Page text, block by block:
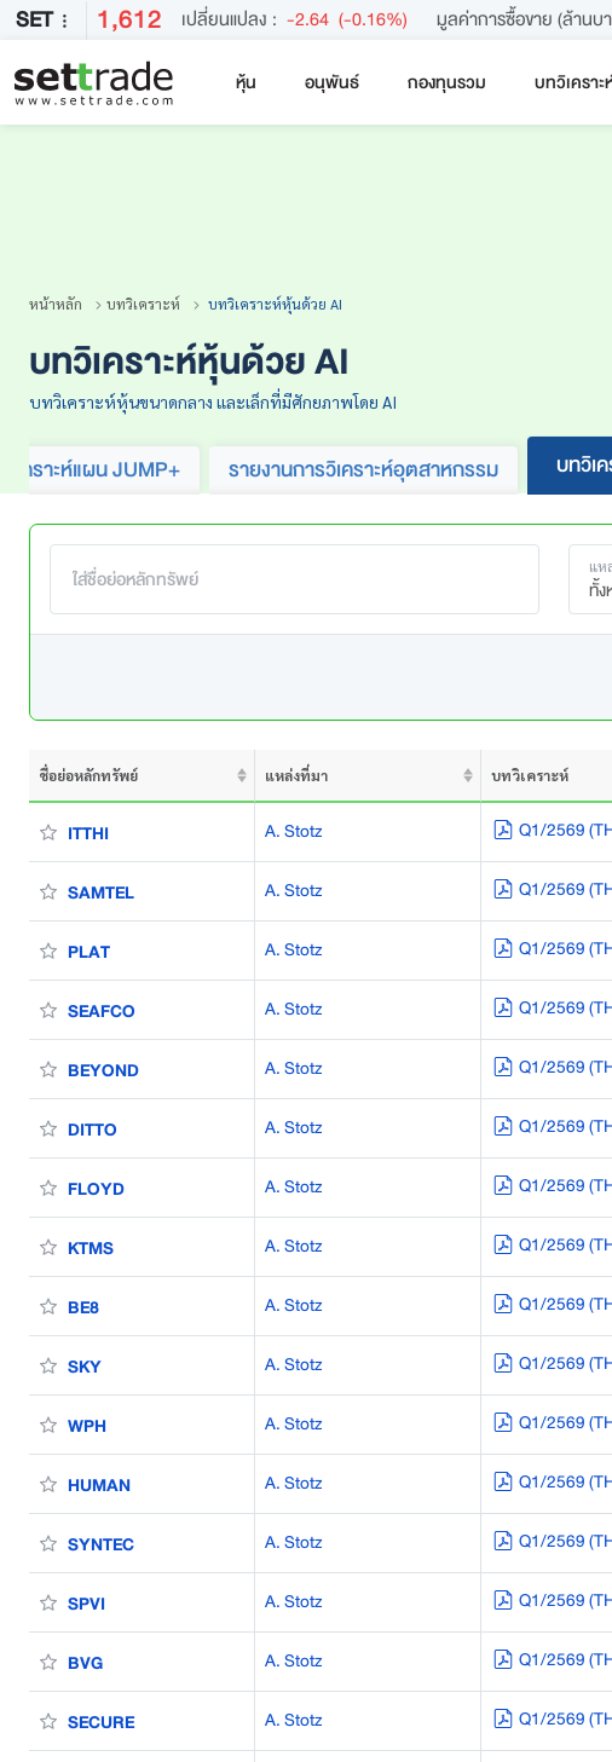
SET 1,612 เปลี่ยนแปลง : -2.64 (-0.16%) มูลค่าการซื้อขาย (ล้านบ
หุ้น อนุพันธ์ กองทุนรวม บทวิเคราะ
หน้าหลัก บทวิเคราะห์ บทวิเคราะห์หุ้นด้วย AI
บทวิเคราะห์หุ้นด้วย AI
บทวิเคราะห์หุ้นขนาดกลาง และเล็กที่มีศักยภาพโดย AI
เคราะห์แผน JUMP+ รายงานการวิเคราะห์อุตสาหกรรม บทวิเ
แห
ทั้
ชื่อย่อหลักทรัพย์ แหล่งที่มา บทวิเคราะห์
ITTHI A. Stotz Q1/2569
SAMTEL A. Stotz Q1/2569
PLAT A. Stotz Q1/2569
SEAFCO A. Stotz Q1/2569
BEYOND A. Stotz Q1/2569
DITTO A. Stotz Q1/2569
FLOYD A. Stotz Q1/2569
KTMS A. Stotz Q1/2569
BE8 A. Stotz Q1/2569
SKY A. Stotz Q1/2569
WPH A. Stotz Q1/2569
HUMAN A. Stotz Q1/2569
SYNTEC A. Stotz Q1/2569
SPVI A. Stotz Q1/2569
BVG A. Stotz Q1/2569
SECURE A. Stotz Q1/2569